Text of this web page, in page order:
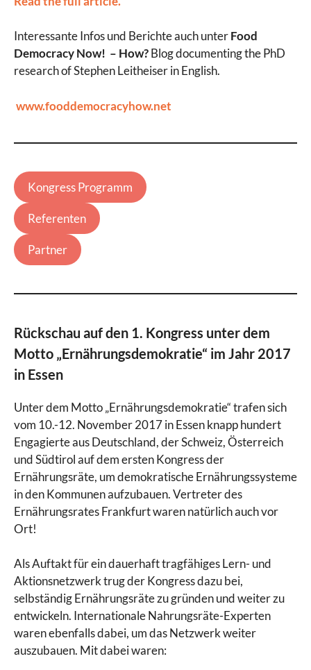
Interessante Infos und Berichte auch unterFood
Democracy Now! – How?Blog documenting the PhD
research of Stephen Leitheiser in English.
www.fooddemocracyhow.net
Kongress Programm
Referenten
Partner
Rückschau auf den 1. Kongress unter dem
Motto „Ernährungsdemokratie“ im Jahr 2017
in Essen
Unter dem Motto „Ernährungsdemokratie“ trafen sich
vom 10.-12. November 2017 in Essen knapp hundert
Engagierte aus Deutschland, der Schweiz, Österreich
und Südtirol auf dem ersten Kongress der
Ernährungsräte, um demokratische Ernährungssysteme
in den Kommunen aufzubauen. Vertreter des
Ernährungsrates Frankfurt waren natürlich auch vor
Ort!
Als Auftakt für ein dauerhaft tragfähiges Lern- und
Aktionsnetzwerk trug der Kongress dazu bei,
selbständig Ernährungsräte zu gründen und weiter zu
entwickeln. Internationale Nahrungsräte-Experten
waren ebenfalls dabei, um das Netzwerk weiter
auszubauen. Mit dabei waren: